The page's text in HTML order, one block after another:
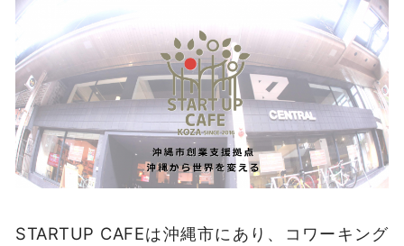
STARTUP CAFEは沖縄市にあり、コワーキング